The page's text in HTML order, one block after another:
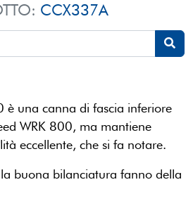
CCX337A
è una canna di fascia inferiore
WRK 800, ma mantiene
eccellente, che si fa notare.
la buona bilanciatura fanno della